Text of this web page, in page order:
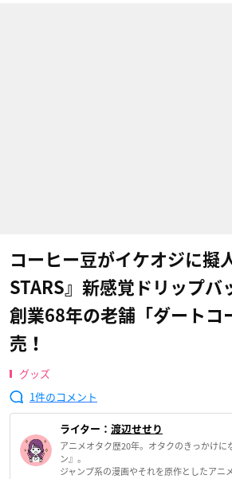
コーヒー豆がイケオジに擬
STARS』新感覚ドリップバ
創業68年の老舗「ダートコ
売！
グッズ
1
ライター： 渡辺せせり
アニメオタク歴20年。オタクのきっかけに
ン』。
ジャンプ系の漫画やそれを原作としたアニ